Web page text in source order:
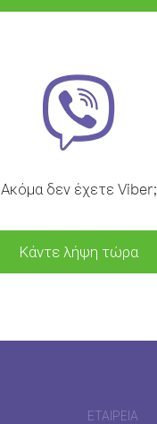
Ακόμα δεν έχετε Viber;
Κάντε λήψη τώρα
ΕΤΑΙΡΕΊΑ